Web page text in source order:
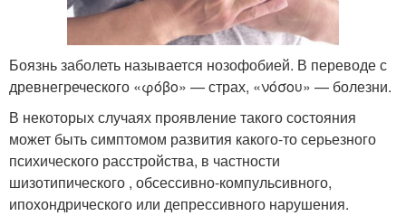
Боязнь заболеть называется нозофобией. В переводе с
древнегреческого «φόβο» — страх, «νόσου» — болезни.
В некоторых случаях проявление такого состояния
может быть симптомом развития какого-то серьезного
психического расстройства, в частности
шизотипического , обсессивно-компульсивного,
ипохондрического или депрессивного нарушения.